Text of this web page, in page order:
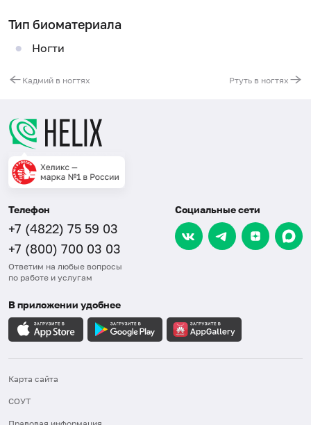
Тип биоматериала
Ногти
Кадмий в ногтях Ртуть в ногтях
Телефон
+7 (4822) 75 59 03
+7 (800) 700 03 03
Ответим на любые вопросы
по работе и услугам
Социальные сети
В приложении удобнее
Карта сайта
СОУТ